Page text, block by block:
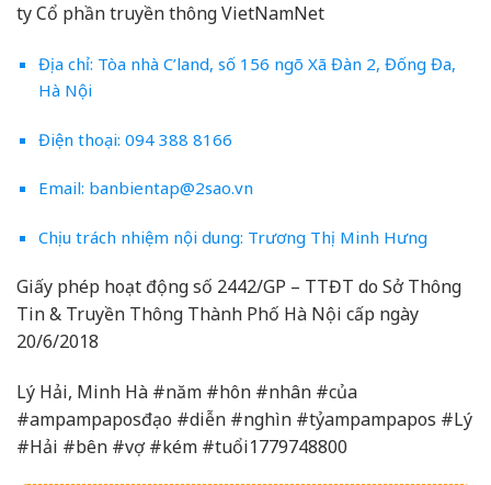
ty Cổ phần truyền thông VietNamNet
Địa chỉ: Tòa nhà C’land, số 156 ngõ Xã Đàn 2, Đống Đa,
Hà Nội
Điện thoại: 094 388 8166
Email: banbientap@2sao.vn
Chịu trách nhiệm nội dung: Trương Thị Minh Hưng
Giấy phép hoạt động số 2442/GP – TTĐT do Sở Thông
Tin & Truyền Thông Thành Phố Hà Nội cấp ngày
20/6/2018
Lý Hải, Minh Hà #năm #hôn #nhân #của
#ampampaposđạo #diễn #nghìn #tỷampampapos #Lý
#Hải #bên #vợ #kém #tuổi1779748800